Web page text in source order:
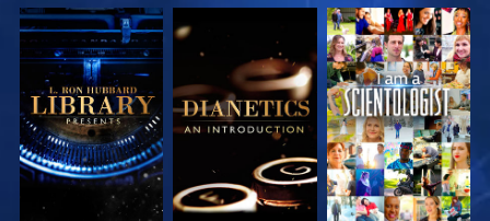
UTFORSKA
SERIEN
UTFORSKA
SERIEN
TITTA